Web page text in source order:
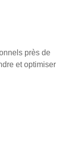
près de
et optimiser